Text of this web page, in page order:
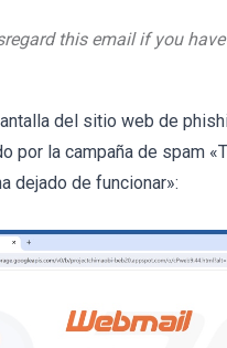
this email if you
del sitio web de
por la campaña de spam
dejado de funcionar»: